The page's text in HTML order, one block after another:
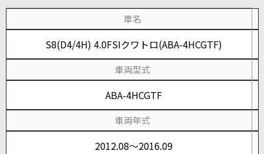
車名
S8(D4/4H) 4.0FSIクワトロ(ABA-4HCGTF)
車両型式
ABA-4HCGTF
車両年式
2012.08～2016.09